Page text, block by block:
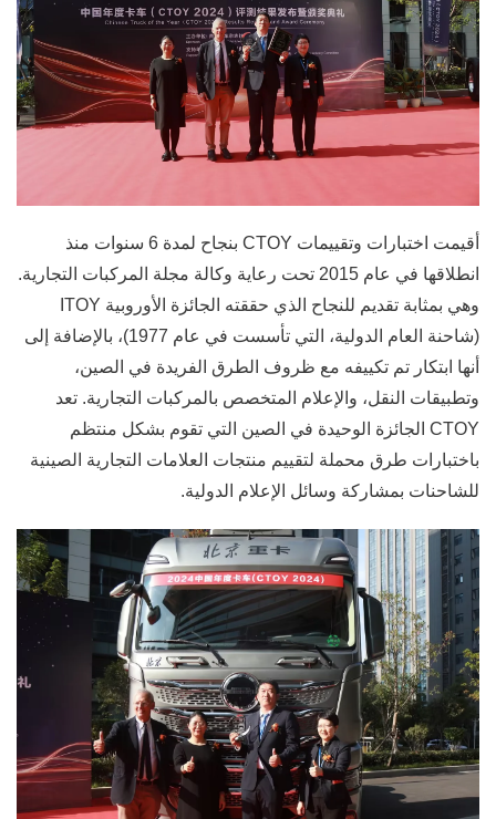
أقيمت اختبارات وتقييمات CTOY بنجاح لمدة 6 سنوات منذ
انطلاقها في عام 2015 تحت رعاية وكالة مجلة المركبات التجارية.
وهي بمثابة تقديم للنجاح الذي حققته الجائزة الأوروبية ITOY
(شاحنة العام الدولية، التي تأسست في عام 1977)، بالإضافة إلى
أنها ابتكار تم تكييفه مع ظروف الطرق الفريدة في الصين،
وتطبيقات النقل، والإعلام المتخصص بالمركبات التجارية. تعد
CTOY الجائزة الوحيدة في الصين التي تقوم بشكل منتظم
باختبارات طرق محملة لتقييم منتجات العلامات التجارية الصينية
للشاحنات بمشاركة وسائل الإعلام الدولية.